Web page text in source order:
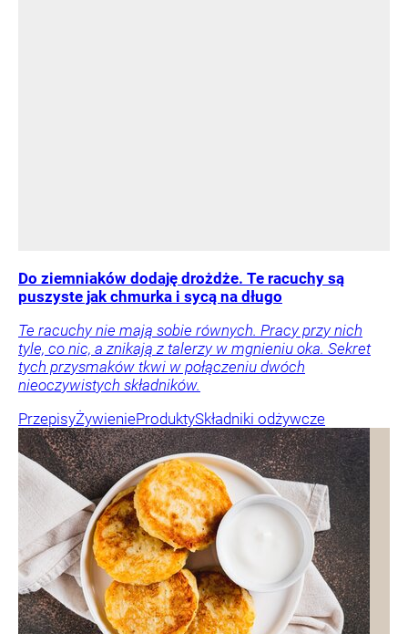
Do ziemniaków dodaję drożdże. Te racuchy są
puszyste jak chmurka i sycą na długo
Te racuchy nie mają sobie równych. Pracy przy nich
tyle, co nic, a znikają z talerzy w mgnieniu oka. Sekret
tych przysmaków tkwi w połączeniu dwóch
nieoczywistych składników.
PrzepisyŻywienieProduktySkładniki odżywcze